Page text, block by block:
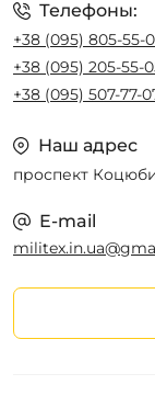
Телефоны:
+38 (095) 805-55-
+38 (095) 205-55-
+38 (095) 507-77-
Наш адрес
проспект
E-mail